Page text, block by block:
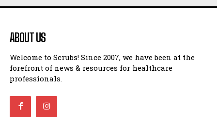
ABOUT US
Welcome to Scrubs! Since 2007, we have been at the
forefront of news & resources for healthcare
professionals.